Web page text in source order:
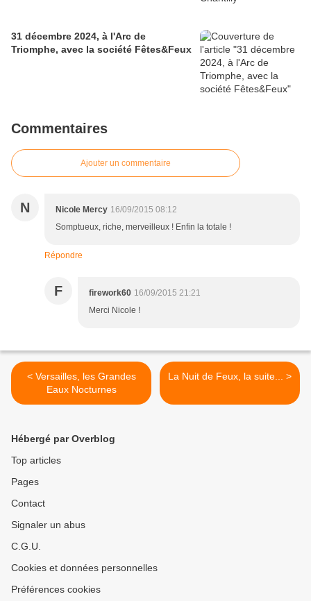
31 décembre 2024, à l'Arc de
Triomphe, avec la société Fêtes&Feux
Commentaires
Ajouter un commentaire
N Nicole Mercy 16/09/2015 08:12
Somptueux, riche, merveilleux ! Enfin la totale !
Répondre
F firework60 16/09/2015 21:21
Merci Nicole !
< Versailles, les Grandes
Eaux Nocturnes
La Nuit de Feux, la suite... >
Hébergé par Overblog
Top articles
Pages
Contact
Signaler un abus
C.G.U.
Cookies et données personnelles
Préférences cookies